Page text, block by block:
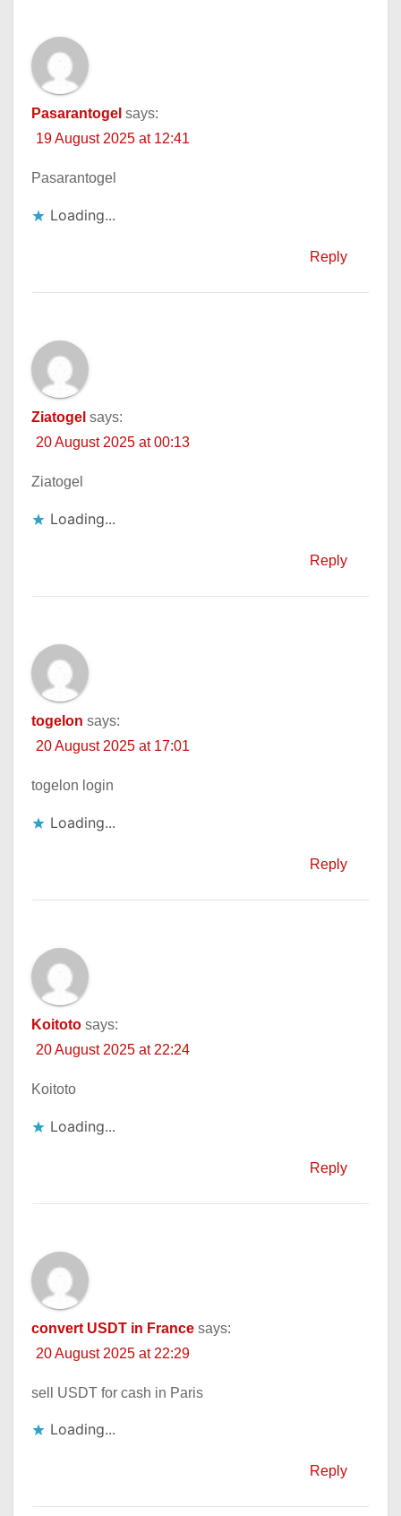
Pasarantogel says:
19 August 2025 at 12:41
Pasarantogel
Loading...
Reply
Ziatogel says:
20 August 2025 at 00:13
Ziatogel
Loading...
Reply
togelon says:
20 August 2025 at 17:01
togelon login
Loading...
Reply
Koitoto says:
20 August 2025 at 22:24
Koitoto
Loading...
Reply
convert USDT in France says:
20 August 2025 at 22:29
sell USDT for cash in Paris
Loading...
Reply